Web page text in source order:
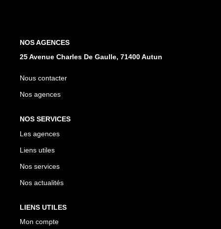
Nous Rejoindre
NOS AGENCES
25 Avenue Charles De Gaulle, 71400 Autun
Nous contacter
Nos agences
NOS SERVICES
Les agences
Liens utiles
Nos services
Nos actualités
LIENS UTILES
Mon compte